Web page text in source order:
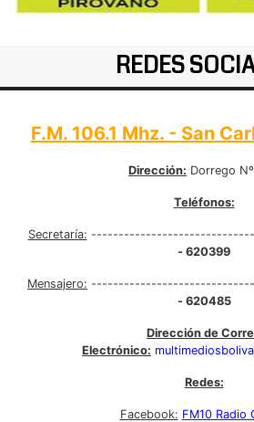
REDES
F.M. 106.1 Mhz. - San
Dirección: Dorrego
Teléfonos:
Secretaría:
- 620399
Mensajero:
- 620485
Dirección de
Electrónico:
Redes:
Facebook: FM10 Radio